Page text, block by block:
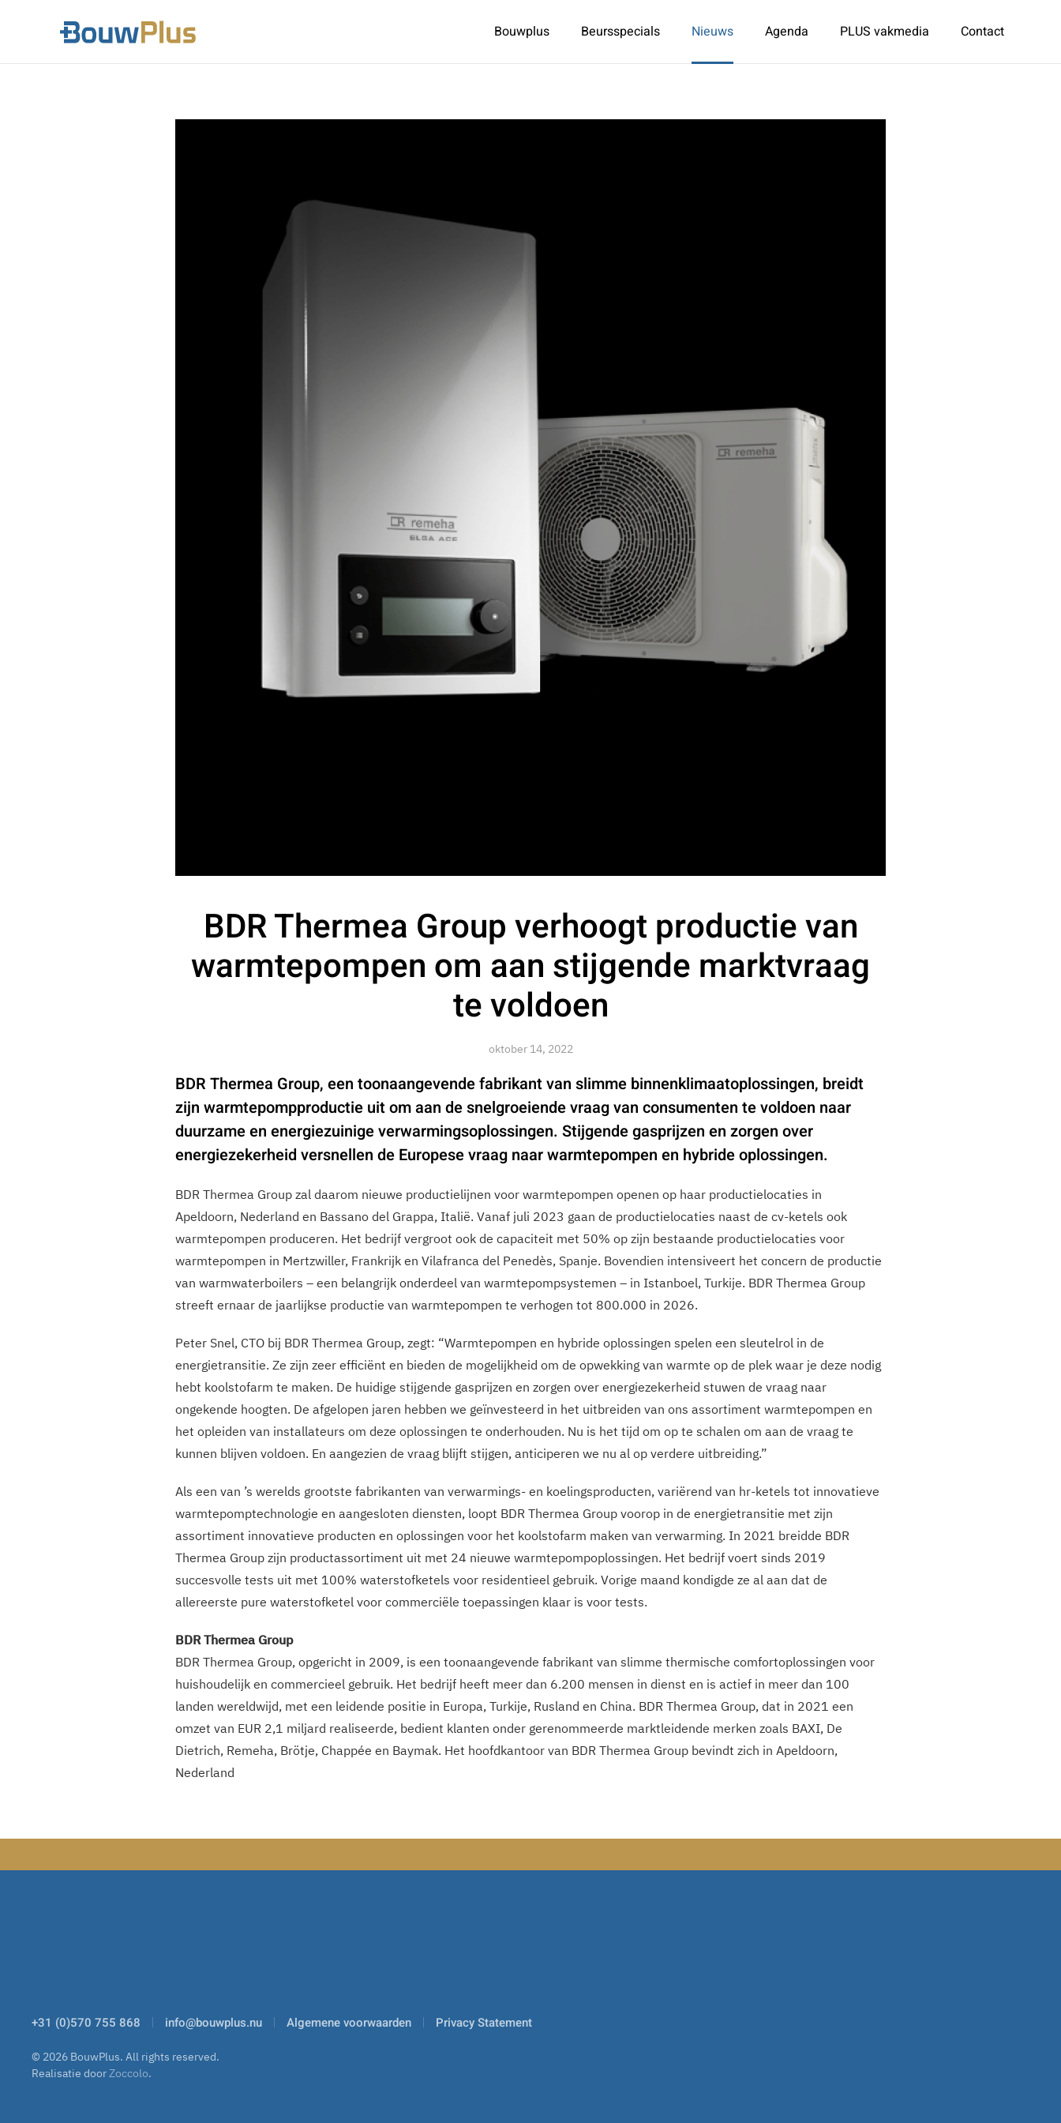
Bouwplus Beursspecials Nieuws Agenda PLUS vakmedia Contact
BDR Thermea Group verhoogt productie van
warmtepompen om aan stijgende marktvraag
te voldoen
oktober 14, 2022
BDR Thermea Group, een toonaangevende fabrikant van slimme binnenklimaatoplossingen, breidt
zijn warmtepompproductie uit om aan de snelgroeiende vraag van consumenten te voldoen naar
duurzame en energiezuinige verwarmingsoplossingen. Stijgende gasprijzen en zorgen over
energiezekerheid versnellen de Europese vraag naar warmtepompen en hybride oplossingen.
BDR Thermea Group zal daarom nieuwe productielijnen voor warmtepompen openen op haar productielocaties in
Apeldoorn, Nederland en Bassano del Grappa, Italië. Vanaf juli 2023 gaan de productielocaties naast de cv-ketels ook
warmtepompen produceren. Het bedrijf vergroot ook de capaciteit met 50% op zijn bestaande productielocaties voor
warmtepompen in Mertzwiller, Frankrijk en Vilafranca del Penedès, Spanje. Bovendien intensiveert het concern de productie
van warmwaterboilers – een belangrijk onderdeel van warmtepompsystemen – in Istanboel, Turkije. BDR Thermea Group
streeft ernaar de jaarlijkse productie van warmtepompen te verhogen tot 800.000 in 2026.
Peter Snel, CTO bij BDR Thermea Group, zegt: “Warmtepompen en hybride oplossingen spelen een sleutelrol in de
energietransitie. Ze zijn zeer efficiënt en bieden de mogelijkheid om de opwekking van warmte op de plek waar je deze nodig
hebt koolstofarm te maken. De huidige stijgende gasprijzen en zorgen over energiezekerheid stuwen de vraag naar
ongekende hoogten. De afgelopen jaren hebben we geïnvesteerd in het uitbreiden van ons assortiment warmtepompen en
het opleiden van installateurs om deze oplossingen te onderhouden. Nu is het tijd om op te schalen om aan de vraag te
kunnen blijven voldoen. En aangezien de vraag blijft stijgen, anticiperen we nu al op verdere uitbreiding.”
Als een van ’s werelds grootste fabrikanten van verwarmings- en koelingsproducten, variërend van hr-ketels tot innovatieve
warmtepomptechnologie en aangesloten diensten, loopt BDR Thermea Group voorop in de energietransitie met zijn
assortiment innovatieve producten en oplossingen voor het koolstofarm maken van verwarming. In 2021 breidde BDR
Thermea Group zijn productassortiment uit met 24 nieuwe warmtepompoplossingen. Het bedrijf voert sinds 2019
succesvolle tests uit met 100% waterstofketels voor residentieel gebruik. Vorige maand kondigde ze al aan dat de
allereerste pure waterstofketel voor commerciële toepassingen klaar is voor tests.
BDR Thermea Group
BDR Thermea Group, opgericht in 2009, is een toonaangevende fabrikant van slimme thermische comfortoplossingen voor
huishoudelijk en commercieel gebruik. Het bedrijf heeft meer dan 6.200 mensen in dienst en is actief in meer dan 100
landen wereldwijd, met een leidende positie in Europa, Turkije, Rusland en China. BDR Thermea Group, dat in 2021 een
omzet van EUR 2,1 miljard realiseerde, bedient klanten onder gerenommeerde marktleidende merken zoals BAXI, De
Dietrich, Remeha, Brötje, Chappée en Baymak. Het hoofdkantoor van BDR Thermea Group bevindt zich in Apeldoorn,
Nederland
+31 (0)570 755 868 info@bouwplus.nu Algemene voorwaarden Privacy Statement
© 2026 BouwPlus. All rights reserved.
Realisatie doorZoccolo.